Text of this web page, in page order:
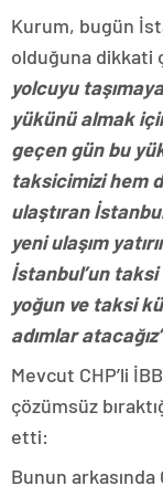
Kurum, bugün
olduğuna dikkati
yolcuyu
yükünü almak
geçen gün bu
taksicimizi hem
ulaştıran
yeni ulaşım
İstanbul’un
yoğun ve taksi
adımlar
Mevcut CHP’li
çözümsüz
etti:
Bunun